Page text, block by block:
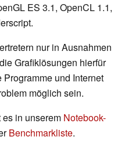
ES 3.1, OpenCL 1.1,
nur in Ausnahmen
Grafiklösungen hierfür
und Internet
möglich sein.
in unserem Notebook-
Benchmarkliste.